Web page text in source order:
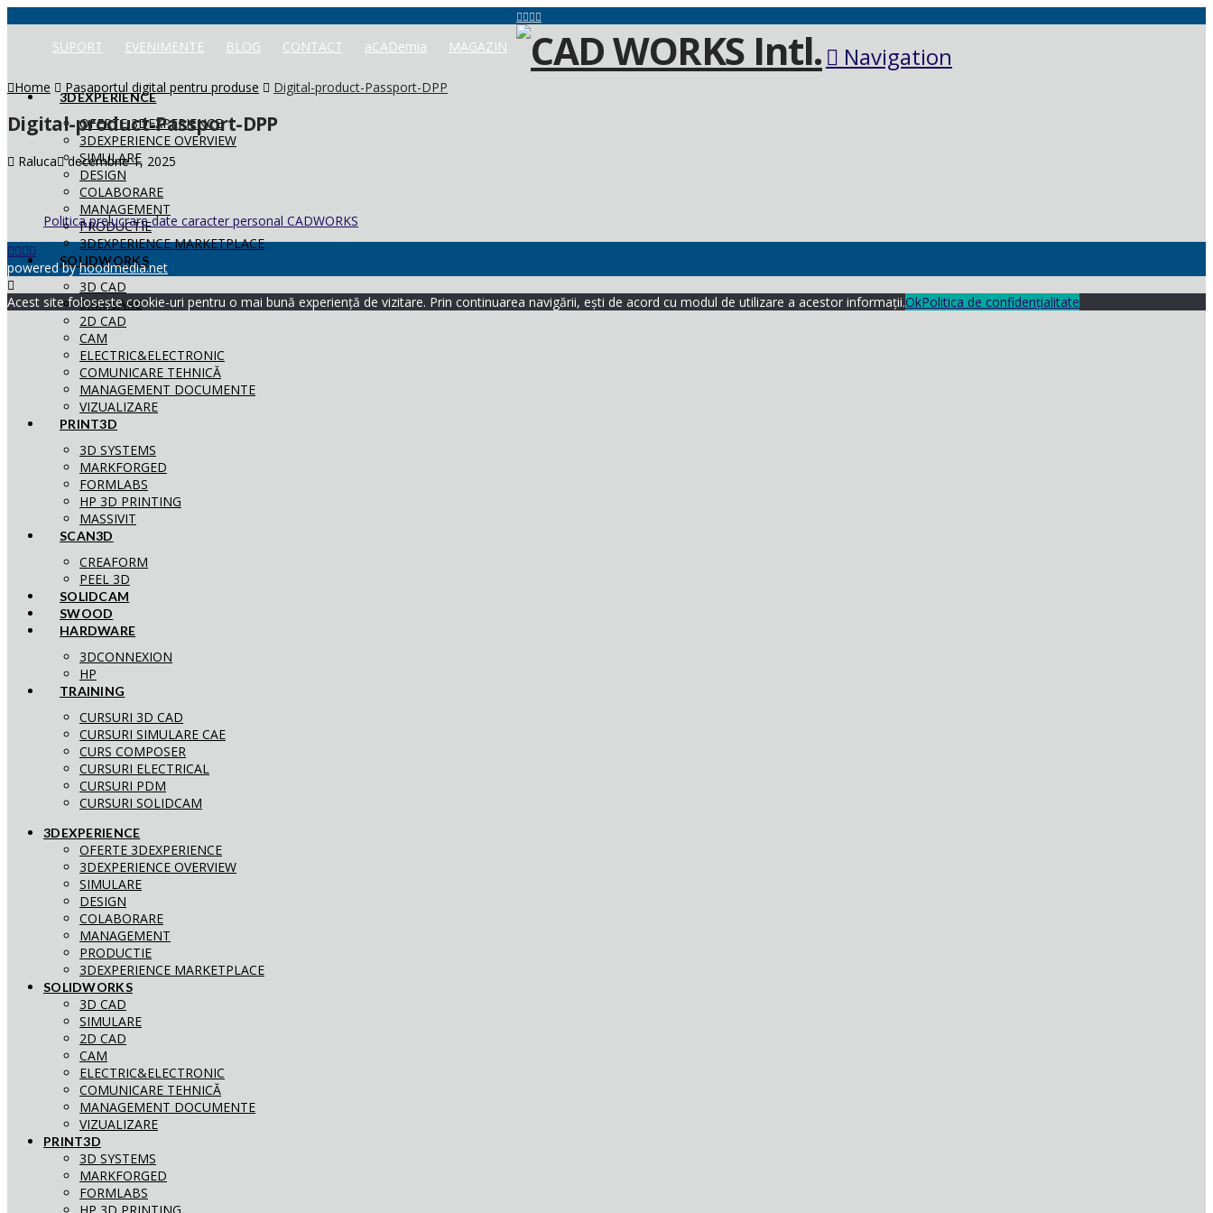
SUPORT EVENIMENTE BLOG CONTACT aCADemia MAGAZIN Navigation
3DEXPERIENCE
OFERTE 3DEXPERIENCE
3DEXPERIENCE OVERVIEW
SIMULARE
DESIGN
COLABORARE
MANAGEMENT
PRODUCTIE
3DEXPERIENCE MARKETPLACE
SOLIDWORKS
3D CAD
SIMULARE
2D CAD
CAM
ELECTRIC&ELECTRONIC
COMUNICARE TEHNICĂ
MANAGEMENT DOCUMENTE
VIZUALIZARE
PRINT3D
3D SYSTEMS
MARKFORGED
FORMLABS
HP 3D PRINTING
MASSIVIT
SCAN3D
CREAFORM
PEEL 3D
SOLIDCAM
SWOOD
HARDWARE
3DCONNEXION
HP
TRAINING
CURSURI 3D CAD
CURSURI SIMULARE CAE
CURS COMPOSER
CURSURI ELECTRICAL
CURSURI PDM
CURSURI SOLIDCAM
3DEXPERIENCE
OFERTE 3DEXPERIENCE
3DEXPERIENCE OVERVIEW
SIMULARE
DESIGN
COLABORARE
MANAGEMENT
PRODUCTIE
3DEXPERIENCE MARKETPLACE
SOLIDWORKS
3D CAD
SIMULARE
2D CAD
CAM
ELECTRIC&ELECTRONIC
COMUNICARE TEHNICĂ
MANAGEMENT DOCUMENTE
VIZUALIZARE
PRINT3D
3D SYSTEMS
MARKFORGED
FORMLABS
Home Pașaportul digital pentru produse Digital-product-Passport-DPP
Digital-product-Passport-DPP
Raluca decembrie 1, 2025
Politica prelucrare date caracter personal CADWORKS
powered byhoodmedia.net
Acest site folosește cookie-uri pentru o mai bună experiență de vizitare. Prin continuarea navigării, ești de acord cu modul de utilizare a acestor informații.OkPolitica de confidențialitate